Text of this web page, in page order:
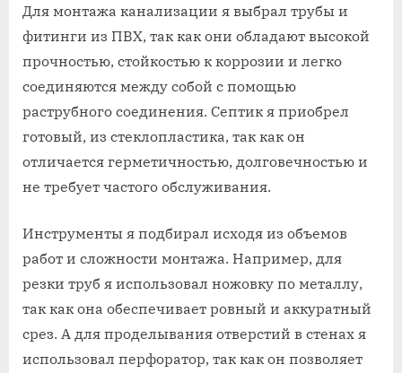
Для монтажа канализации я выбрал трубы и
фитинги из ПВХ, так как они обладают высокой
прочностью, стойкостью к коррозии и легко
соединяются между собой с помощью
раструбного соединения. Септик я приобрел
готовый, из стеклопластика, так как он
отличается герметичностью, долговечностью и
не требует частого обслуживания.
Инструменты я подбирал исходя из объемов
работ и сложности монтажа. Например, для
резки труб я использовал ножовку по металлу,
так как она обеспечивает ровный и аккуратный
срез. А для проделывания отверстий в стенах я
использовал перфоратор, так как он позволяет